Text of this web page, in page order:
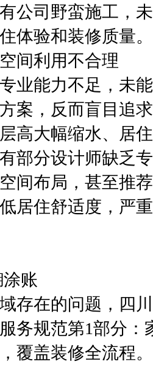
公司野蛮施工，
体验和装修质量。
间利用不合理
能力不足，未能
案，反而盲目追
高大幅缩水、居
部分设计师缺乏
间布局，甚至推
居住舒适度，严
账
在的问题，四川
服务规范第1部分
覆盖装修全流程。